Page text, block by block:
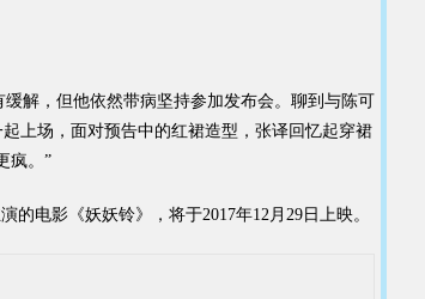
解，但他依然带病坚持参加发布会。聊到与陈可
上场，面对预告中的红裙造型，张译回忆起穿裙
疯。”
电影《妖妖铃》，将于2017年12月29日上映。